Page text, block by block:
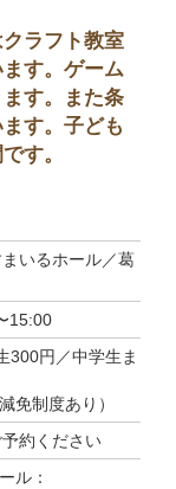
ラフト教室
す。ゲーム
す。また条
す。子ども
す。
いるホール／葛
15:00
300円／中学生ま
免制度あり）
約ください
ル：